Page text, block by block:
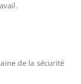
de la sécurité